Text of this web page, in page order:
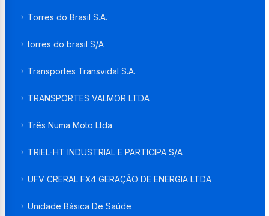
Torres do Brasil S.A.
torres do brasil S/A
Transportes Transvidal S.A.
TRANSPORTES VALMOR LTDA
Três Numa Moto Ltda
TRIEL-HT INDUSTRIAL E PARTICIPA S/A
UFV CRERAL FX4 GERAÇÃO DE ENERGIA LTDA
Unidade Básica De Saúde